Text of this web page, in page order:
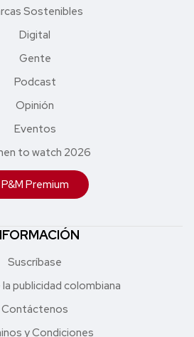
Sostenibles
Digital
Gente
Podcast
Opinión
Eventos
to watch 2026
P&M Premium
Suscríbase
publicidad colombiana
Contáctenos
y Condiciones